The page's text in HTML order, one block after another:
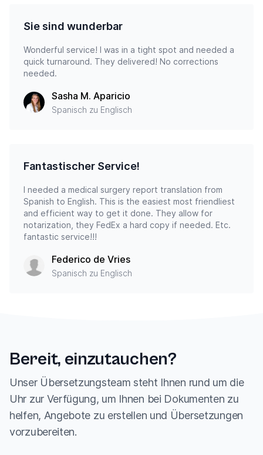
Sie sind wunderbar
Wonderful service! I was in a tight spot and needed a
quick turnaround. They delivered! No corrections
needed.
Sasha M. Aparicio
Spanisch zu Englisch
Fantastischer Service!
I needed a medical surgery report translation from
Spanish to English. This is the easiest most friendliest
and efficient way to get it done. They allow for
notarization, they FedEx a hard copy if needed. Etc.
fantastic service!!!
Federico de Vries
Spanisch zu Englisch
Bereit, einzutauchen?
Unser Übersetzungsteam steht Ihnen rund um die
Uhr zur Verfügung, um Ihnen bei Dokumenten zu
helfen, Angebote zu erstellen und Übersetzungen
vorzubereiten.